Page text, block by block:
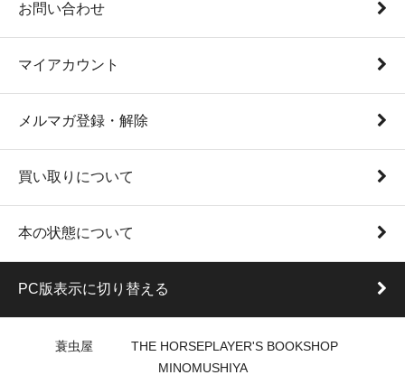
お問い合わせ
マイアカウント
メルマガ登録・解除
買い取りについて
本の状態について
PC版表示に切り替える
蓑虫屋 THE HORSEPLAYER'S BOOKSHOP
MINOMUSHIYA